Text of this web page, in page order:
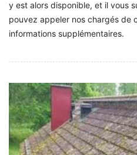
y est alors disponible, et il vous
pouvez appeler nos chargés de
informations supplémentaires.